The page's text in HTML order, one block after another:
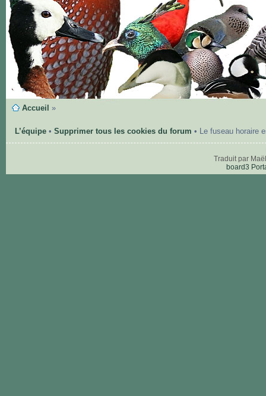
Accueil »
L’équipe• Supprimer tous les cookies du forum • Le fuseau horaire
Traduit par
board3